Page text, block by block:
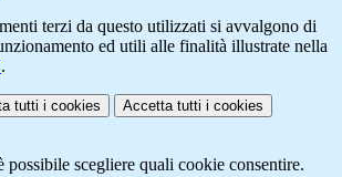
terzi da questo utilizzati si avvalgono di
ed utili alle finalità illustrate nella
.
tutti i cookies Accetta tutti i cookies
possibile scegliere quali cookie consentire.